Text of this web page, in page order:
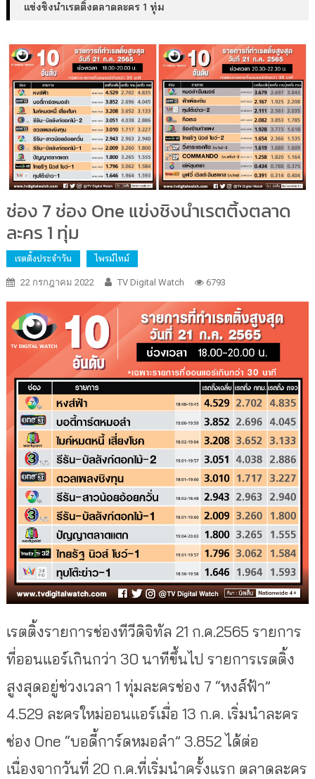
แข่งชิงนำเรตติ้งตลาดละคร 1 ทุ่ม
ช่อง 7 ช่อง One แข่งชิงนำเรตติ้งตลาด
ละคร 1 ทุ่ม
เรตติ้งประจำวัน ไพรม์ไทม์
22 กรกฎาคม 2022 TV Digital Watch 6793
เรตติ้งรายการช่องทีวีดิจิทัล 21 ก.ค.2565 รายการ
ที่ออนแอร์เกินกว่า 30 นาทีขึ้นไป รายการเรตติ้ง
สูงสุดอยู่ช่วงเวลา 1 ทุ่มละครช่อง 7 “หงส์ฟ้า”
4.529 ละครใหม่ออนแอร์เมื่อ 13 ก.ค. เริ่มนำละคร
ช่อง One “บอดี้การ์ดหมอลำ” 3.852 ได้ต่อ
เนื่องจากวันที่ 20 ก.ค.ที่เริ่มนำครั้งแรก ตลาดละคร